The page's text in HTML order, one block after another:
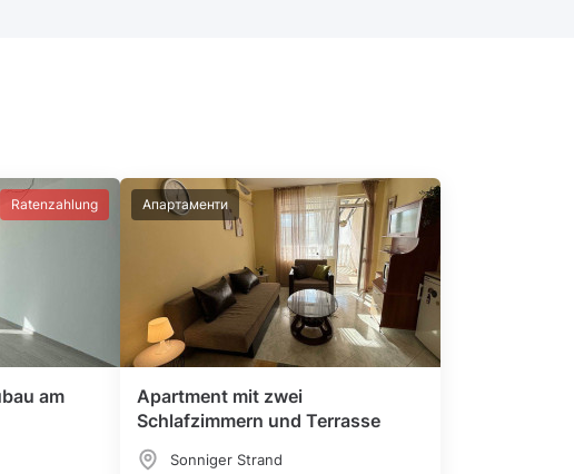
Ratenzahlung
am
Апартаменти
Apartment mit zwei
Schlafzimmern und Terrasse
Sonniger Strand